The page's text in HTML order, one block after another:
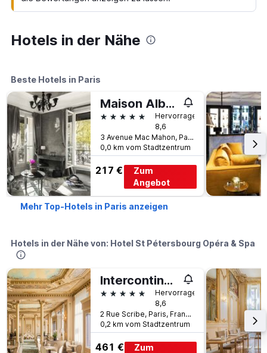
Hotels in der Nähe
Beste Hotels in Paris
Maison Albar Hotels Le Champs-Elysées
5 Sterne
Hervorragend
8,6
3 Avenue Mac Mahon, Paris, Frankreich
0,0 km vom Stadtzentrum
217 €
Zum
Angebot
Mehr Top-Hotels in Paris anzeigen
Hotels in der Nähe von: Hotel St Pétersbourg Opéra & Spa
Intercontinental Hotels Paris - Le Grand By IHG
5 Sterne
Hervorragend
8,6
2 Rue Scribe, Paris, Frankreich
0,2 km vom Stadtzentrum
461 €
Zum